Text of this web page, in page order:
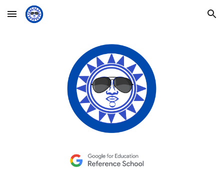
Skip to main content Skip to navigation